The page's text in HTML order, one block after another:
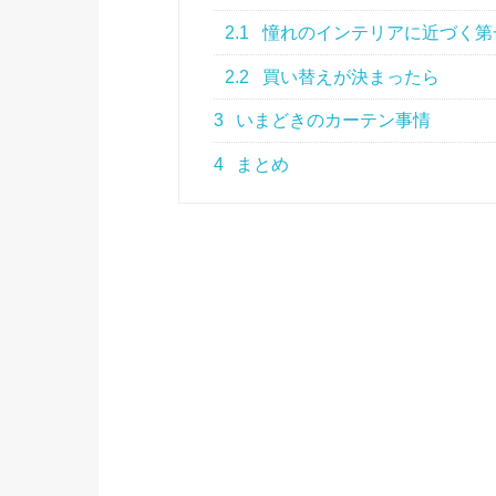
2.1 憧れのインテリアに近づく
2.2 買い替えが決まったら
3 いまどきのカーテン事情
4 まとめ